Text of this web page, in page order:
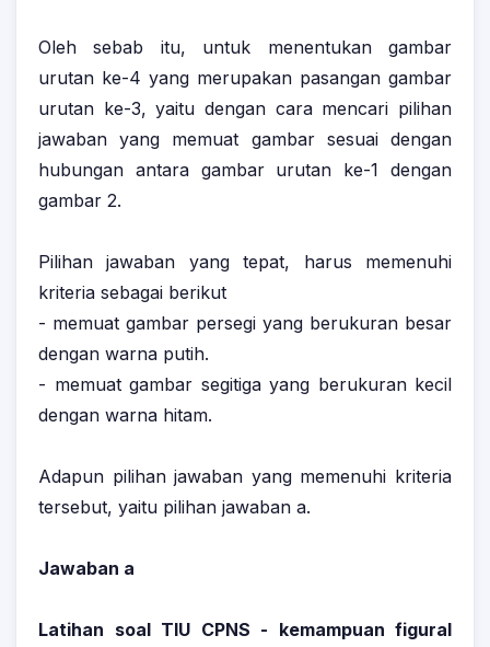
Oleh sebab itu, untuk menentukan gambar
urutan ke-4 yang merupakan pasangan gambar
urutan ke-3, yaitu dengan cara mencari pilihan
jawaban yang memuat gambar sesuai dengan
hubungan antara gambar urutan ke-1 dengan
gambar 2.
Pilihan jawaban yang tepat, harus memenuhi
kriteria sebagai berikut
- memuat gambar persegi yang berukuran besar
dengan warna putih.
- memuat gambar segitiga yang berukuran kecil
dengan warna hitam.
Adapun pilihan jawaban yang memenuhi kriteria
tersebut, yaitu pilihan jawaban a.
Jawaban a
Latihan soal TIU CPNS - kemampuan figural